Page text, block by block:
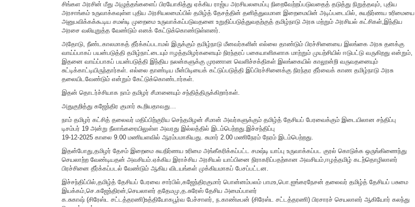
சிங்கள அரசின் மீது அழுத்தங்களைப் பிரயோகித்து ஏக்கிய ராஜ்ய அரசியலமைப்பு நிறைவேற்றப்படுவதைத் தடுத்து நிறுத்தவும், புதிய
அரசாங்கம் உருவாக்கவுள்ள புதிய அரசியலமைப்பில் தமிழ்த் தேசத்தின் தனித்துவமான இறைமையின் அடிப்படையில், சுயநிர்ணய உரிமையை
அனுபவிக்கக்கூடிய சமஸ்டி முறைமை உருவாக்கப்படுவதனை உறுதிப்படுத்துவதற்குத் தமிழ்நாடு அரசு மற்றும் அரசியல் கட்சிகள்,இந்திய
அரசை வலியுறுத்த வேண்டும் எனக் கேட்டுக்கொண்டுள்ளனர்.
அதோடு, நீண்டகாலமாகத் தீர்க்கப்படாமல் இருக்கும் தமிழ்நாடு மீனவர்களின் எல்லை தாண்டும் பிரச்சினையை இலங்கை அரசு தனக்கு
வாய்ப்பாகப் பயன்படுத்தி தமிழ்நாட்டையும் ஈழத்தமிழர்களையும் நிரந்தரப் பகையாளிகளாக மாற்றும் முயற்சியில் ஈடுபட்டு வருகிறது என்றும்,
இதனை வாய்ப்பாகப் பயன்படுத்தி இந்திய நலன்களுக்கு முரணான வெளிச்சக்திகள் இலங்கையில் காலூன்றி வருவதனையும்
சுட்டிக்காட்டியிருந்தார்கள். எல்லை தாண்டிய மீன்பிடியைக் கட்டுப்படுத்தி இப்பிரச்சினைக்கு நிரந்தர தீர்வைக் காண தமிழ்நாடு அரசு
தலையிடவேண்டும் என்றும் கேட்டுக்கொண்டார்கள்.
இதன் தொடர்ச்சியாக நாம் தமிழர் சீமானையும் சந்தித்திருக்கிறார்கள்.
அதுகுறித்து கஜேந்திர குமார் கூறியதாவது…
நாம் தமிழர் கட்சித் தலைவர் மதிப்பிற்குரிய செந்தமிழன் சீமான் அவர்களுக்கும் தமிழ்த் தேசியப் பேரவைக்கும் இடையிலான சந்திப்பு
டிசம்பர் 19 அன்று நீலாங்கரையிலுள்ள அவரது இல்லத்தில் இடம்பெற்றது.இச்சந்திப்பு
19-12-2025 காலை 9.00 மணியளவில் ஆரம்பமாகியது. சுமார் 2.00 மணிநேரம் நேரம் இடம்பெற்றது.
இதன்போது,தமிழர் தேசம் இறைமை சுயநிர்ணய உரிமை அங்கீகரிக்கப்பட்ட சமஷ்டி யாப்பு உருவாக்கப்பட குரல் கொடுக்க ஒருங்கிணைந்து
செயலாற்ற வேண்டியதன் அவசியம்.ஏக்கிய இராச்சிய அரசியல் யாப்பினை நிராகரிப்பதற்கான அவசியம்,ஈழத்தமிழ் கடற்தொழிலாளர்
பிரச்சினை தீர்க்கப்படல் வேண்டும் ஆகிய விடயங்கள் முக்கியமாகப் பேசப்பட்டன.
இச்சந்திப்பில்,தமிழ்த் தேசியப் பேரவை சார்பில்,கஜேந்திரகுமார் பொன்னம்பலம் பாமஉ,பொ.ஐங்கரநேசன் தலைவர் தமிழ்த் தேசியப் பசுமை
இயக்கம்,செ.கஜேந்திரன்,செயலாளர் ததேமமு,த.சுரேஸ் தேசிய அமைப்பாளர்
க.சுகாஷ் (சிரேஸ்ட சட்டத்தரணி)உத்தியோகபூர்வ பேச்சாளர், ந.காண்டீபன் (சிரேஸ்ட சட்டத்தரணி) பிரசாரச் செயலாளர் ஆகியோர் கலந்து